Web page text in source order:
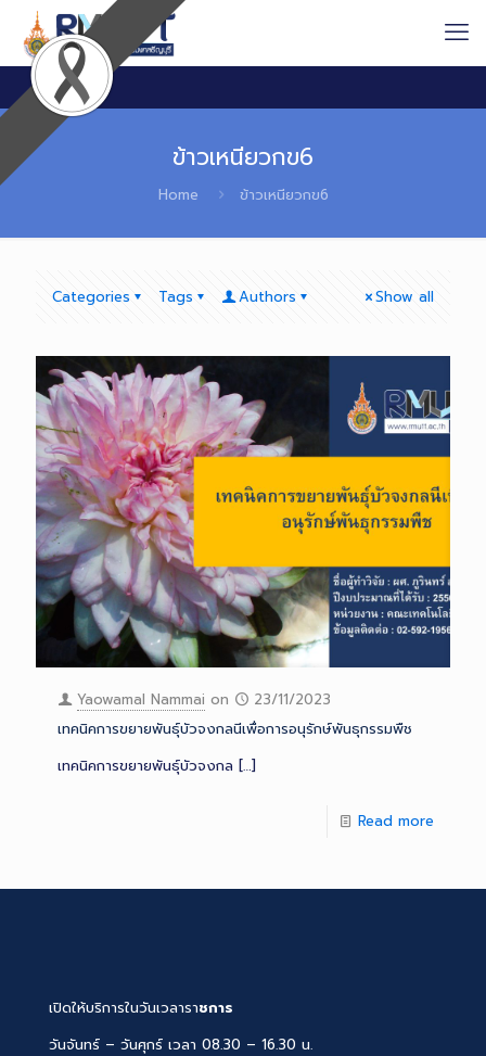
ข้าวเหนียวกข6
Home ข้าวเหนียวกข6
Categories Tags Authors Show all
Yaowamal Nammai on
23/11/2023
เทคนิคการขยายพันธุ์บัวจงกลนีเพื่อการอนุรักษ์พันธุกรรมพืช
เทคนิคการขยายพันธุ์บัวจงกล […]
Read more
เปิดให้บริการในวันเวลาราชการ
วันจันทร์ – วันศุกร์ เวลา 08.30 – 16.30 น.